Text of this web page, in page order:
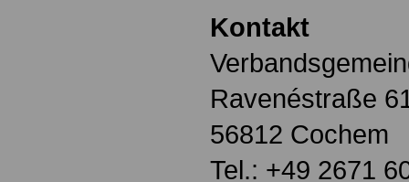
Kontakt
Ravenéstraße
56812 Cochem
Tel.: +49 2671